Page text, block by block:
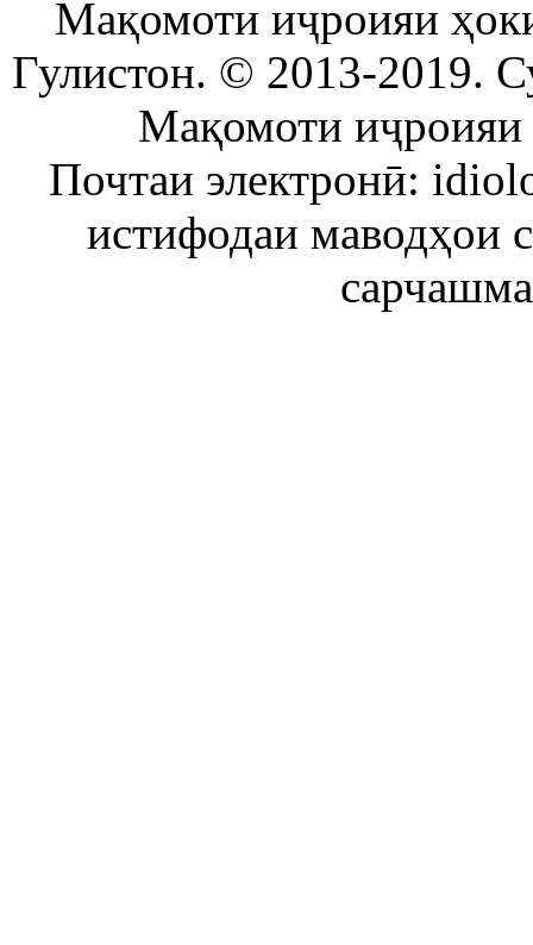
Мақомоти иҷроияи
Гулистон. © 2013-2019.
Мақомоти иҷроияи
Почтаи электронӣ:
истифодаи маводҳои